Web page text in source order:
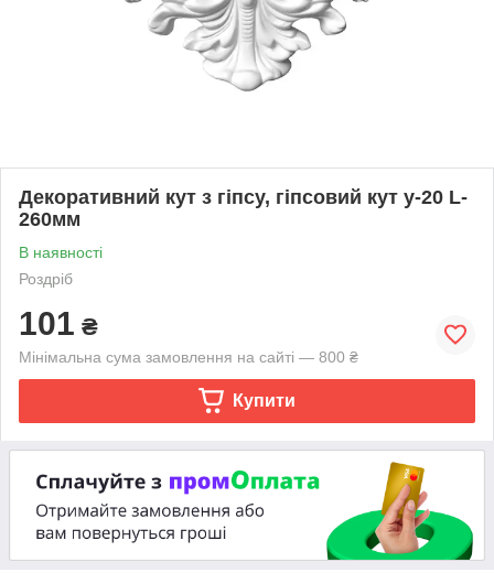
Декоративний кут з гіпсу, гіпсовий кут у-20 L-
260мм
В наявності
Роздріб
101 ₴
Мінімальна сума замовлення на сайті — 800 ₴
Купити